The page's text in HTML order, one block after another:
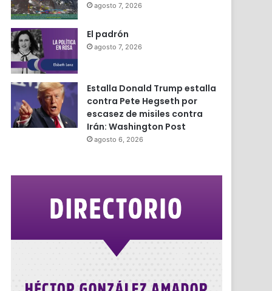
agosto 7, 2026
El padrón
agosto 7, 2026
Estalla Donald Trump estalla
contra Pete Hegseth por
escasez de misiles contra
Irán: Washington Post
agosto 6, 2026